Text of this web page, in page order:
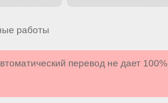
работы
перевод не дает 100%